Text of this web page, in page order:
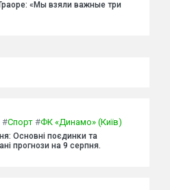
«Мы взяли важные три
#Спорт #ФК «Динамо» (Київ)
Основні поєдинки та
прогнози на 9 серпня.